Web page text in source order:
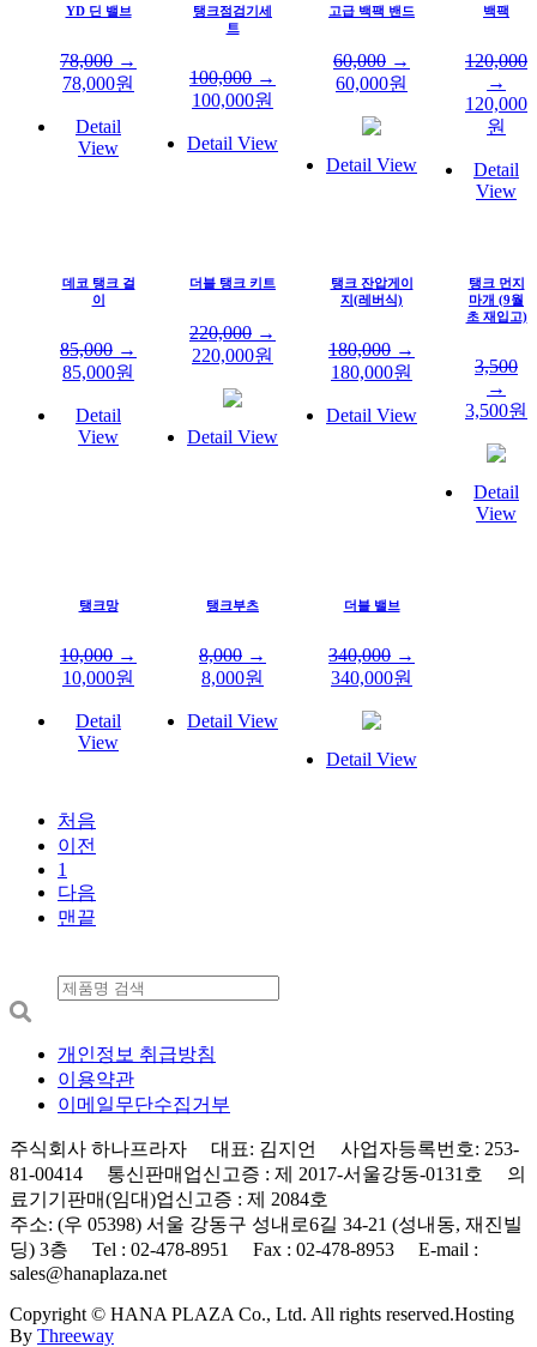
YD 딘 밸브
78,000 →
78,000원
Detail
View
탱크점검기세
트
100,000 →
100,000원
Detail View
고급 백팩 밴드
60,000 →
60,000원
Detail View
백팩
120,000
→
120,000
원
Detail
View
데코 탱크 걸
이
85,000 →
85,000원
Detail
View
더블 탱크 키트
220,000 →
220,000원
Detail View
탱크 잔압게이
지(레버식)
180,000 →
180,000원
Detail View
탱크 먼지
마개 (9월
초 재입고)
3,500
→
3,500원
Detail
View
탱크망
10,000 →
10,000원
Detail
View
탱크부츠
8,000 →
8,000원
Detail View
더블 밸브
340,000 →
340,000원
Detail View
처음
이전
1
다음
맨끝
개인정보 취급방침
이용약관
이메일무단수집거부
주식회사 하나프라자 대표: 김지언 사업자등록번호: 253-
81-00414 통신판매업신고증 : 제 2017-서울강동-0131호 의
료기기판매(임대)업신고증 : 제 2084호
주소: (우 05398) 서울 강동구 성내로6길 34-21 (성내동, 재진빌
딩) 3층 Tel : 02-478-8951 Fax : 02-478-8953 E-mail :
sales@hanaplaza.net
Copyright © HANA PLAZA Co., Ltd. All rights reserved.Hosting
By Threeway